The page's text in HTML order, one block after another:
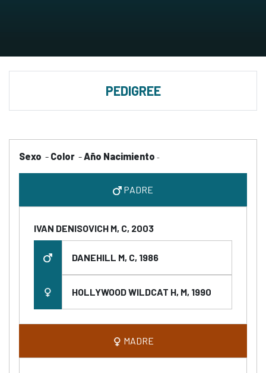
PEDIGREE
Sexo - Color -Año Nacimiento -
PADRE
IVAN DENISOVICH M, C, 2003
DANEHILL M, C, 1986
HOLLYWOOD WILDCAT H, M, 1990
MADRE